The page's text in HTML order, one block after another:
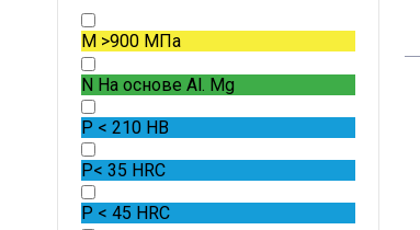
M >900 МПа
N На основе Al. Mg
P < 210 HB
P< 35 HRC
P < 45 HRC